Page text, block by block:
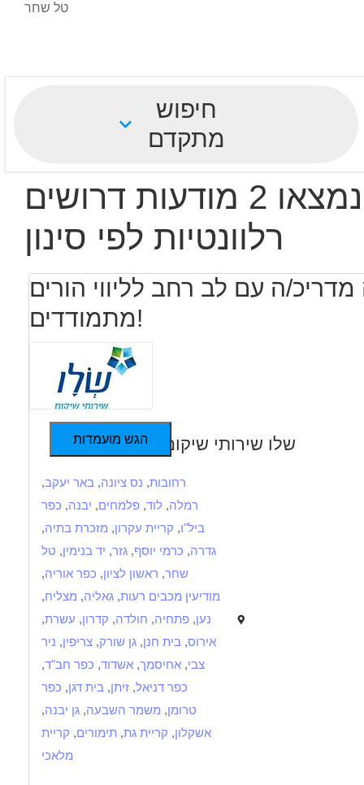
טל שחר
חיפוש
מתקדם
נמצאו 2 מודעות דרושים
רלוונטיות לפי סינון
ה עם לב רחב לליווי הורים
מתמודדים!
הגש מועמדות שלו שירותי שיקום
רחובות, נס ציונה, באר יעקב,
רמלה, לוד, פלמחים, יבנה, כפר
ביל"ו, קריית עקרון, מזכרת בתיה,
גדרה, כרמי יוסף, גזר, יד בנימין, טל
שחר, ראשון לציון, כפר אוריה,
מודיעין מכבים רעות, גאליה, מצליח,
נען, פתחיה, חולדה, קדרון, עשרת,
אירוס, בית חנן, גן שורק, צריפין, ניר
צבי, אחיסמך, אשדוד, כפר חב"ד,
כפר דניאל, זיתן, בית דגן, כפר
טרומן, משמר השבעה, גן יבנה,
אשקלון, קריית גת, תימורים, קריית
מלאכי